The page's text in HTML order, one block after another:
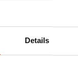
Details